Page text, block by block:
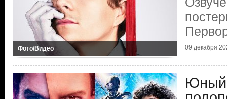
Фото/Видео 09 декабря
Юный